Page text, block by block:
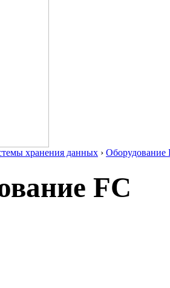
хранения данных › Оборудование
FC